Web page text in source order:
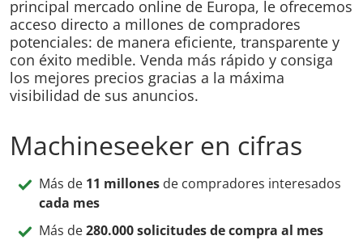
Anuncio /
mes
Anuncio /
mes
Anuncio /
mes
Anuncio /
mes
principal mercado online de Europa, le ofrecemos
acceso directo a millones de compradores
potenciales: de manera eficiente, transparente y
con éxito medible. Venda más rápido y consiga
los mejores precios gracias a la máxima
visibilidad de sus anuncios.
Machineseeker en cifras
Más de 11 millones de compradores interesados
cada mes
Más de280.000 solicitudes de compra al mes